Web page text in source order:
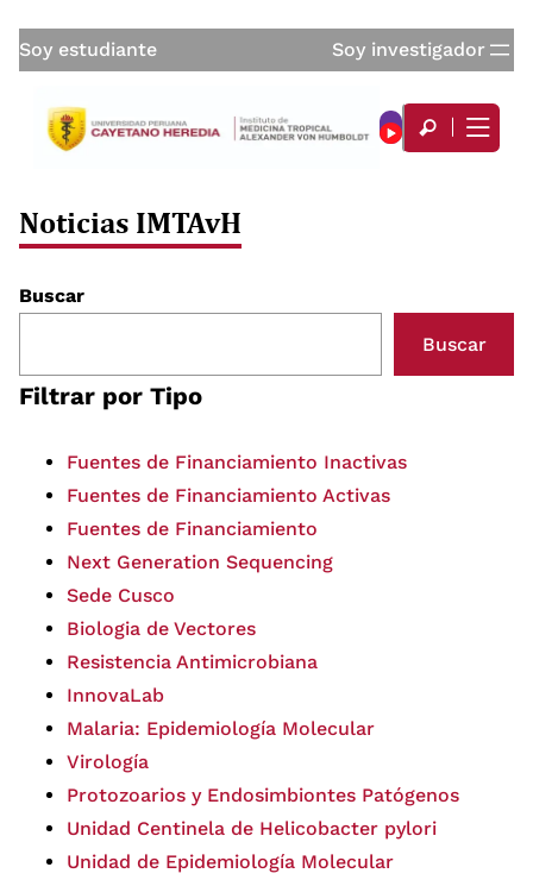
Soy estudiante Soy investigador
Noticias IMTAvH
Buscar
Buscar
Filtrar por Tipo
Fuentes de Financiamiento Inactivas
Fuentes de Financiamiento Activas
Fuentes de Financiamiento
Next Generation Sequencing
Sede Cusco
Biologia de Vectores
Resistencia Antimicrobiana
InnovaLab
Malaria: Epidemiología Molecular
Virología
Protozoarios y Endosimbiontes Patógenos
Unidad Centinela de Helicobacter pylori
Unidad de Epidemiología Molecular